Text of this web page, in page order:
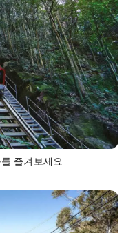
즐겨보세요